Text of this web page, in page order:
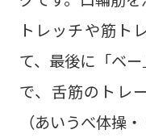
トレッチや筋ト
て、最後に「ベ
で、舌筋のトレ
（あいうべ体操